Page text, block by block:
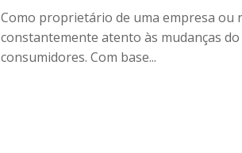
Como proprietário de uma empresa
constantemente atento às mudanças
consumidores. Com base...